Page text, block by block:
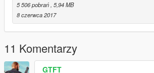
5 506 pobrań , 5,94 MB
8 czerwca 2017
11 Komentarzy
GTFT